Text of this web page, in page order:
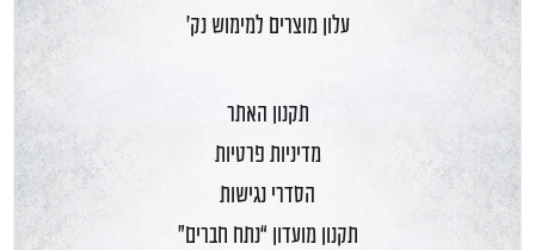
עלון מוצרים למימוש נק'
תקנון האתר
מדיניות פרטיות
הסדרי נגישות
תקנון מועדון “נתח חברים”